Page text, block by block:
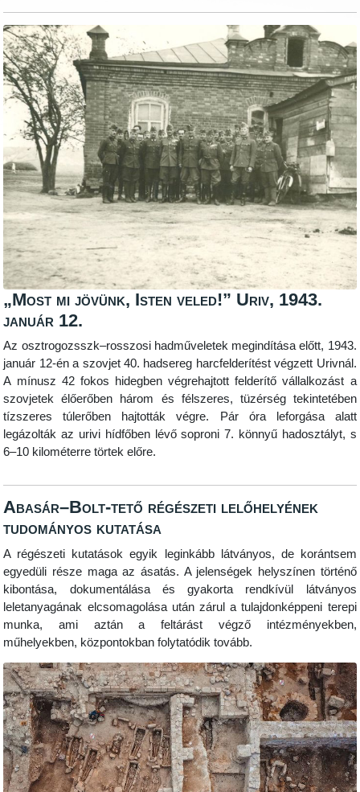
„Most mi jövünk, Isten veled!” Uriv, 1943.
január 12.
Az osztrogozsszk–rosszosi hadműveletek megindítása előtt, 1943.
január 12-én a szovjet 40. hadsereg harcfelderítést végzett Urivnál.
A mínusz 42 fokos hidegben végrehajtott felderítő vállalkozást a
szovjetek élőerőben három és félszeres, tüzérség tekintetében
tízszeres túlerőben hajtották végre. Pár óra leforgása alatt
legázolták az urivi hídfőben lévő soproni 7. könnyű hadosztályt, s
6–10 kilométerre törtek előre.
Abasár–Bolt-tető régészeti lelőhelyének
tudományos kutatása
A régészeti kutatások egyik leginkább látványos, de korántsem
egyedüli része maga az ásatás. A jelenségek helyszínen történő
kibontása, dokumentálása és gyakorta rendkívül látványos
leletanyagának elcsomagolása után zárul a tulajdonképpeni terepi
munka, ami aztán a feltárást végző intézményekben,
műhelyekben, központokban folytatódik tovább.